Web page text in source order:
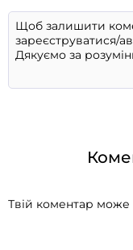
Твій коментар